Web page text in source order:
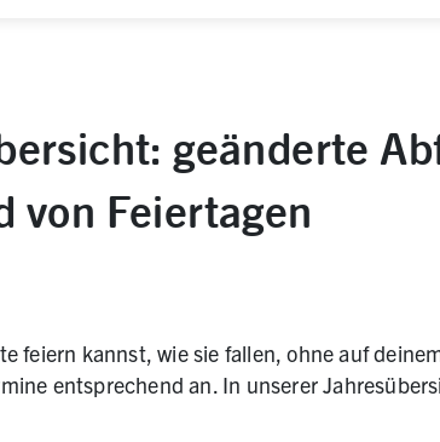
geänderte
von Feiertagen
feiern kannst, wie sie fallen, ohne auf
entsprechend an. In unserer